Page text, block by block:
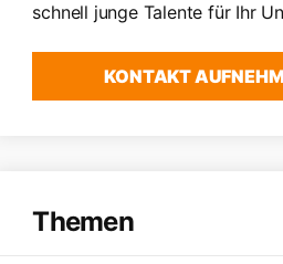
schnell junge Talente für Ihr
KONTAKT
Themen